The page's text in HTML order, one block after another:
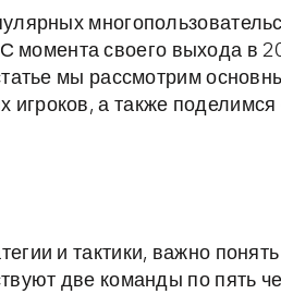
момента своего выхода в
мы рассмотрим
а также поделимся
и тактики, важно
две команды по пять